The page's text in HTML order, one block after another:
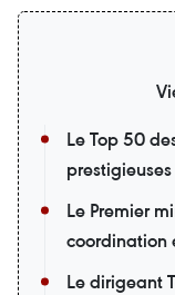
Le Top 50
Le Premier
coordination
Le dirigeant